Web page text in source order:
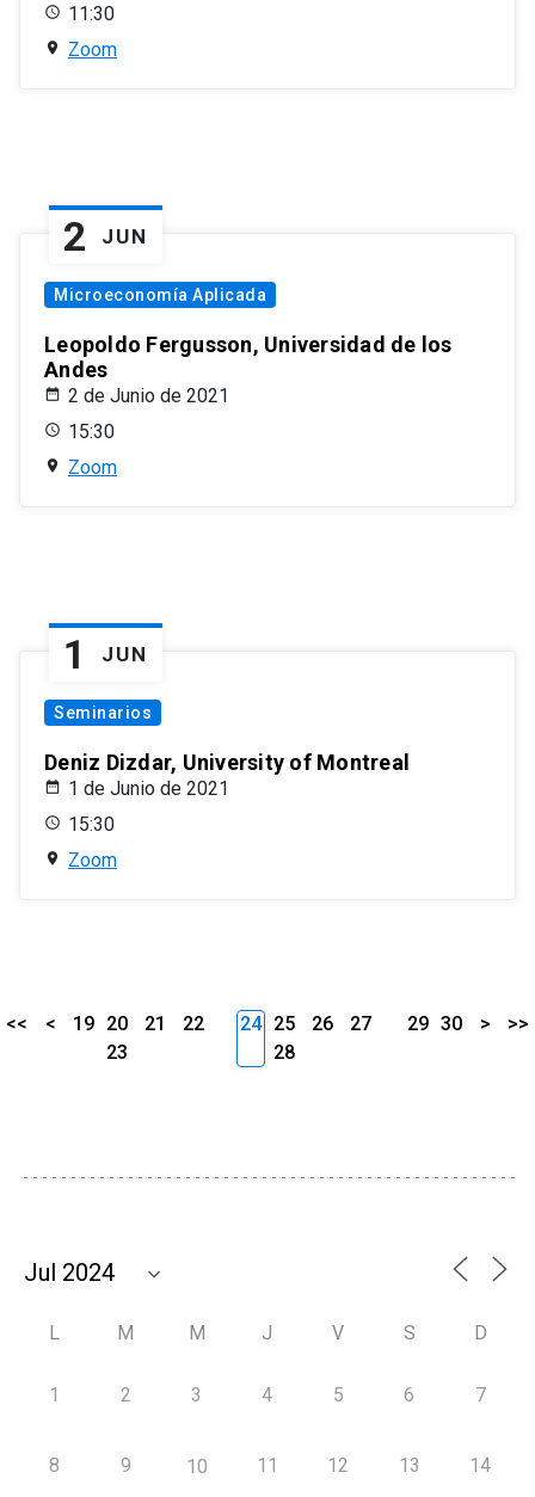
11:30
Zoom
2 JUN
Microeconomía Aplicada
Leopoldo Fergusson, Universidad de los
Andes
2 de Junio de 2021
15:30
Zoom
1 JUN
Seminarios
Deniz Dizdar, University of Montreal
1 de Junio de 2021
15:30
Zoom
<< < 19 20 21
22
23
24 25 26
27
28
29 30 > >>
L M M J V S D
1 2 3 4 5 6 7
8 9 10 11 12 13 14